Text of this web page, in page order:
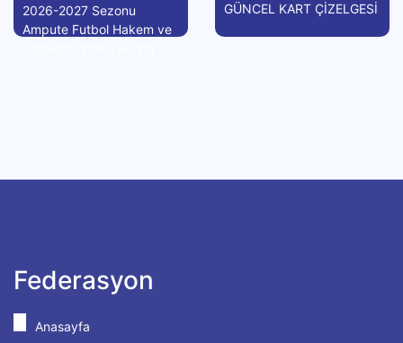
2026-2027 Sezonu
Ampute Futbol Hakem ve
GÜNCEL KART ÇİZELGESİ
Federasyon
Anasayfa